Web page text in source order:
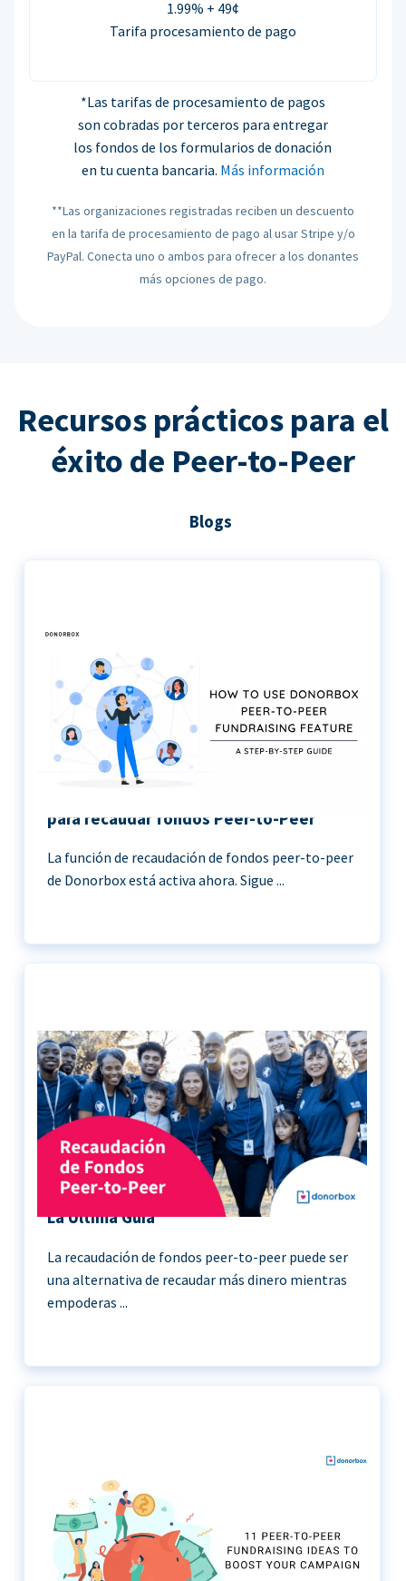
1.99% + 49¢
Tarifa procesamiento de pago
*Las tarifas de procesamiento de pagos
son cobradas por terceros para entregar
los fondos de los formularios de donación
en tu cuenta bancaria. Más información
**Las organizaciones registradas reciben un descuento
en la tarifa de procesamiento de pago al usar Stripe y/o
PayPal. Conecta uno o ambos para ofrecer a los donantes
más opciones de pago.
Recursos prácticos para el
éxito de Peer-to-Peer
Blogs
para recaudar fondos Peer-to-Peer
La función de recaudación de fondos peer-to-peer
de Donorbox está activa ahora. Sigue ...
Recaudación de Fondos Peer-to-Peer |
La Última Guía
La recaudación de fondos peer-to-peer puede ser
una alternativa de recaudar más dinero mientras
empoderas ...